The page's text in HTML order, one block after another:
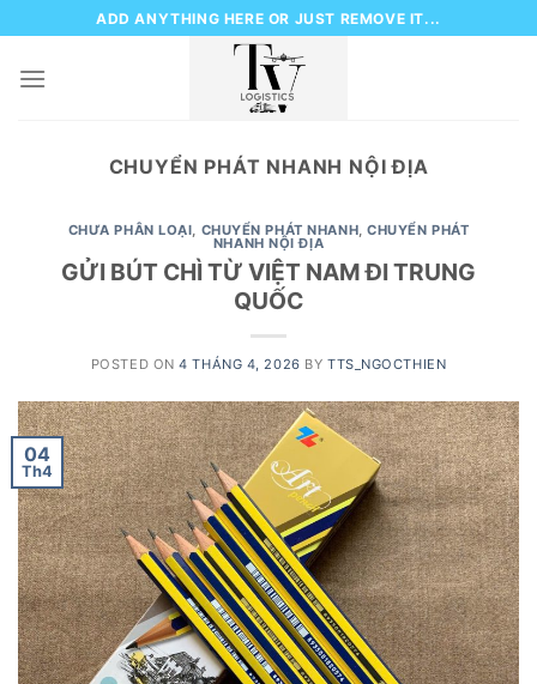
to
content
ADD ANYTHING HERE OR JUST REMOVE IT...
CHUYỂN PHÁT NHANH NỘI ĐỊA
CHƯA PHÂN LOẠI, CHUYỂN PHÁT NHANH,CHUYỂN PHÁT
NHANH NỘI ĐỊA
GỬI BÚT CHÌ TỪ VIỆT NAM ĐI TRUNG
QUỐC
POSTED ON4 THÁNG 4, 2026 BY TTS_NGOCTHIEN
04
Th4